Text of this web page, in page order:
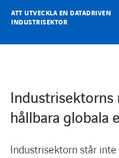
ATT UTVECKLA EN DATADRIVEN
INDUSTRISEKTOR
Industrisektorns
hållbara globala
Industrisektorn står